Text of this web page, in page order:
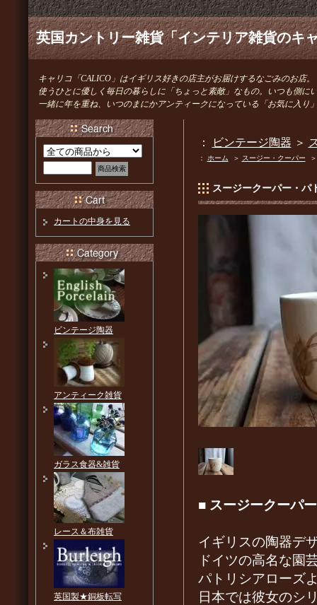
英国カントリー雑貨「インテリア雑貨の
キャリコ「CALICO」はイギリス好きの店主がお届けするなごみのお店。
使うひとに優しく毎日の暮らしに「ちょっと素敵」なもの。いつも側に
一緒に年を重ね、いつのまにかアンティークになっている「お気に入り
： ビンテージ陶器 ＞
： ホーム ＞ スージー・クーパー
スージークーパー・
■ スージークーパ
イギリスの陶器デ
ドイツの高名な園
パトリシアローズ
日本では彼女のシ
カートの中身を見る
ビンテージ陶器
アンティーク雑貨
ガラス食器&雑貨
レース＆布雑貨
英国製★銅板転写